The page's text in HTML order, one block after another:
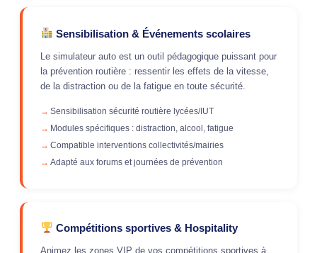
Sensibilisation & Événements scolaires
Le simulateur auto est un outil pédagogique puissant pour
la prévention routière : ressentir les effets de la vitesse,
de la distraction ou de la fatigue en toute sécurité.
Sensibilisation sécurité routière lycées/IUT
Modules spécifiques : distraction, alcool, fatigue
Compatible interventions collectivités/mairies
Adapté aux forums et journées de prévention
Compétitions sportives & Hospitality
Animez les zones VIP de vos compétitions sportives à